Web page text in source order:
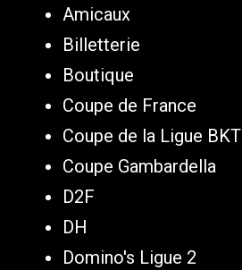
Amicaux
Billetterie
Boutique
Coupe de France
Coupe de la Ligue BKT
Coupe Gambardella
D2F
DH
Domino's Ligue 2